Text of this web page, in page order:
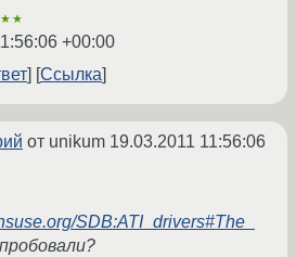
+00:00
Ссылка
от unikum 19.03.2011 11:56:06
SDB:ATI_drivers#The_